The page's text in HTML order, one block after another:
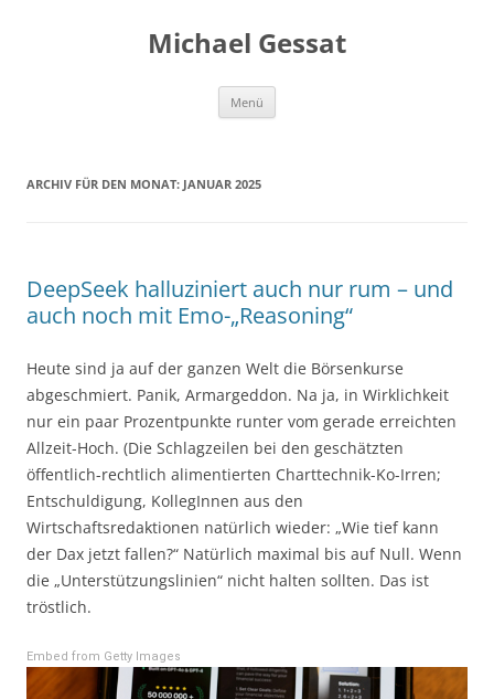
Michael Gessat
Menü
ARCHIV FÜR DEN MONAT: JANUAR 2025
DeepSeek halluziniert auch nur rum – und
auch noch mit Emo-„Reasoning“
Heute sind ja auf der ganzen Welt die Börsenkurse
abgeschmiert. Panik, Armargeddon. Na ja, in Wirklichkeit
nur ein paar Prozentpunkte runter vom gerade erreichten
Allzeit-Hoch. (Die Schlagzeilen bei den geschätzten
öffentlich-rechtlich alimentierten Charttechnik-Ko-Irren;
Entschuldigung, KollegInnen aus den
Wirtschaftsredaktionen natürlich wieder: „Wie tief kann
der Dax jetzt fallen?“ Natürlich maximal bis auf Null. Wenn
die „Unterstützungslinien“ nicht halten sollten. Das ist
tröstlich.
Embed from Getty Images